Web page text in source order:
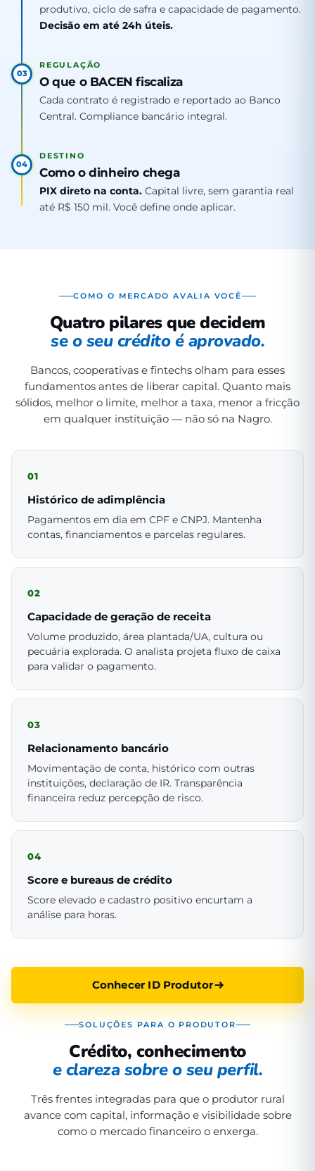
produtivo, ciclo de safra e capacidade de pagamento.
Decisão em até 24h úteis.
03
REGULAÇÃO
O que o BACEN fiscaliza
Cada contrato é registrado e reportado ao Banco
Central. Compliance bancário integral.
04
DESTINO
Como o dinheiro chega
PIX direto na conta. Capital livre, sem garantia real
até R$ 150 mil. Você define onde aplicar.
COMO O MERCADO AVALIA VOCÊ
Quatro pilares que decidem
se o seu crédito é aprovado.
Bancos, cooperativas e fintechs olham para esses
fundamentos antes de liberar capital. Quanto mais
sólidos, melhor o limite, melhor a taxa, menor a fricção
em qualquer instituição — não só na Nagro.
01
Histórico de adimplência
Pagamentos em dia em CPF e CNPJ. Mantenha
contas, financiamentos e parcelas regulares.
02
Capacidade de geração de receita
Volume produzido, área plantada/UA, cultura ou
pecuária explorada. O analista projeta fluxo de caixa
para validar o pagamento.
03
Relacionamento bancário
Movimentação de conta, histórico com outras
instituições, declaração de IR. Transparência
financeira reduz percepção de risco.
04
Score e bureaus de crédito
Score elevado e cadastro positivo encurtam a
análise para horas.
Conhecer ID Produtor
SOLUÇÕES PARA O PRODUTOR
Crédito, conhecimento
e clareza sobre o seu perfil.
Três frentes integradas para que o produtor rural
avance com capital, informação e visibilidade sobre
como o mercado financeiro o enxerga.